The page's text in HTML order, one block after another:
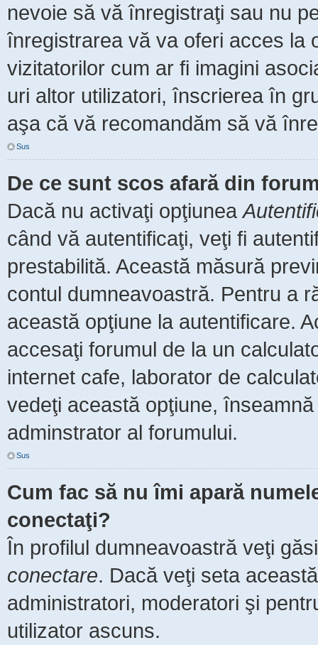
nevoie să vă înregistraţi sau nu
înregistrarea vă va oferi acces la
vizitatorilor cum ar fi imagini
uri altor utilizatori, înscrierea în
aşa că vă recomandăm să vă
Sus
De ce sunt scos afară din
Dacă nu activaţi opţiunea
când vă autentificaţi, veţi fi
prestabilită. Această măsură
contul dumneavoastră. Pentru a
această opţiune la autentificare.
accesaţi forumul de la un
internet cafe, laborator de
vedeţi această opţiune,
adminstrator al forumului.
Sus
Cum fac să nu îmi apară
conectaţi?
În profilul dumneavoastră veţi
conectare. Dacă veţi seta
administratori, moderatori şi
utilizator ascuns.